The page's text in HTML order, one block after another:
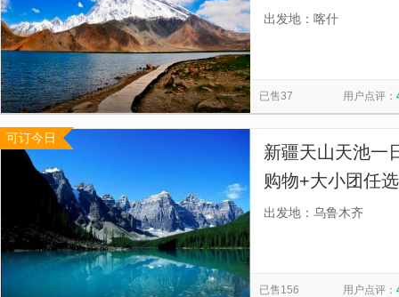
证每天都发团，
出发地：喀什
已售37 用户点评：
可订今日
新疆天山天池一
购物+大小团任
购物+无强制消
出发地：乌鲁木齐
已售156 用户点评：